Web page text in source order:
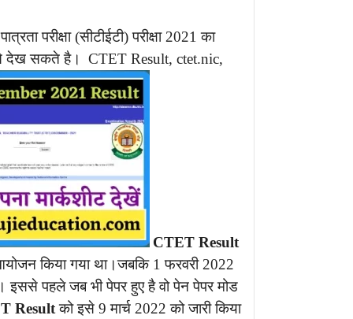
परीक्षा (सीटीईटी) परीक्षा 2021 का
सकते है।
CTET Result, ctet.nic,
CTET Result
किया गया था।जबकि 1 फरवरी 2022
इससे पहले जब भी पेपर हुए है वो पेन पेपर मोड
Resultको इसे 9 मार्च 2022 को जारी किया